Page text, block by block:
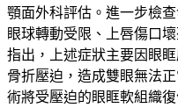
顎面外科評估。進一步檢
眼球轉動受限、上唇傷口
指出，上述症狀主要因眼
骨折壓迫，造成雙眼無法
術將受壓迫的眼眶軟組織